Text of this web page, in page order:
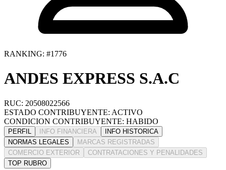
RANKING: #1776
ANDES EXPRESS S.A.C
RUC: 20508022566
ESTADO CONTRIBUYENTE: ACTIVO
CONDICION CONTRIBUYENTE: HABIDO
PERFIL INFO FINANCIERA
INFO HISTORICA
NORMAS LEGALES
MARCAS REGISTRADAS
COMERCIO EXTERIOR
CONTRATACIONES Y PENALIDADES
TOP RUBRO